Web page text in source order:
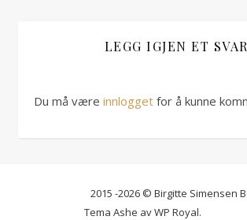
LEGG IGJEN ET SVAR
Du må være innlogget for å kunne
2015 -2026 © Birgitte Simensen
Tema Ashe avWP Royal.